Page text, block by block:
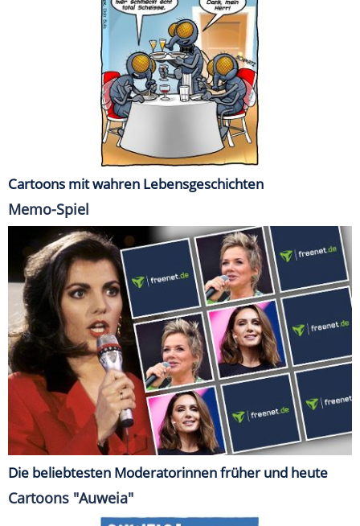
Cartoons mit wahren Lebensgeschichten
Memo-Spiel
Die beliebtesten Moderatorinnen früher und heute
Cartoons "Auweia"